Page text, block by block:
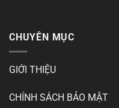
CHUYÊN MỤC
GIỚI THIỆU
CHÍNH SÁCH BẢO MẬT